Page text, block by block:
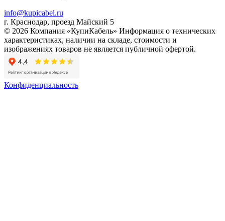
info@kupicabel.ru
г. Краснодар, проезд Майский 5
© 2026 Компания «КупиКабель» Информация о технических
характеристиках, наличии на складе, стоимости и
изображениях товаров не является публичной офертой.
Конфиденциальность